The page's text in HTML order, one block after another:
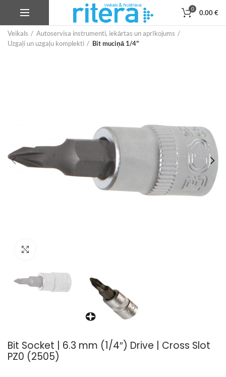
0 0.00€
Veikals
Autoservisa instrumenti, iekārtas un aprīkojums
Uzgaļi un uzgaļu komplekti
Bit muciņā 1/4"
Bit Socket | 6.3 mm (1/4″) Drive | Cross Slot
PZ0 (2505)